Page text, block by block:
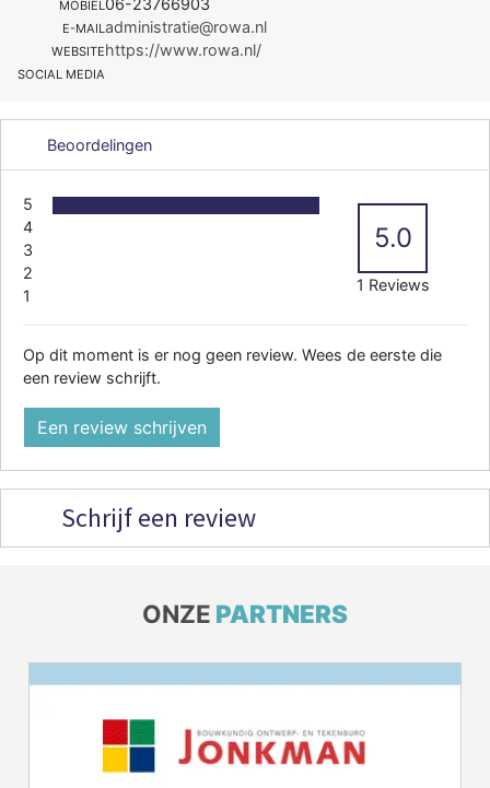
MOBIEL06-23766903
E-MAILadministratie@rowa.nl
WEBSITEhttps://www.rowa.nl/
SOCIAL MEDIA
Beoordelingen
5
4
3
2
1
5.0
1 Reviews
Op dit moment is er nog geen review. Wees de eerste die
een review schrijft.
Een review schrijven
Schrijf een review
ONZE PARTNERS